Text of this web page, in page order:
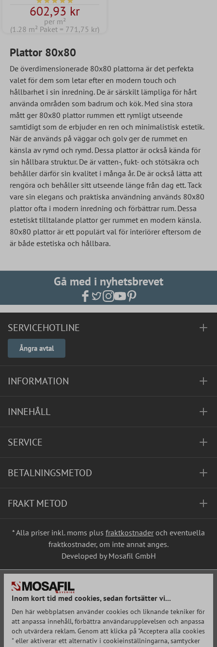
Genomsnittligt betyg på 5 av 5 stjärnor
602,93 kr
per m²
(1.28 m² Paket = 771,75 kr)
Plattor 80x80
De överdimensionerade 80x80 plattorna är det perfekta
valet för dem som letar efter en modern touch och
hållbarhet i sin inredning. De är särskilt lämpliga för hårt
använda områden som badrum och kök. Med sina stora
mått ger 80x80 plattor rummen ett rymligt utseende
samtidigt som de erbjuder en ren och minimalistisk estetik.
När de används på väggar och golv ger de rummet en
känsla av rymd och rymd. Dessa plattor är också kända för
sin hållbara struktur. De är vatten-, fukt- och stötsäkra och
behåller därför sin kvalitet i många år. De är också lätta att
rengöra och behåller sitt utseende länge från dag ett. Tack
vare sin elegans och praktiska användning används 80x80
plattor ofta i modern inredning och förbättrar rum. Dessa
estetiskt tilltalande plattor ger rummet en modern känsla.
80x80 plattor är ett populärt val för interiörer eftersom de
är både estetiska och hållbara.
Gå med i nyhetsbrevet
SERVICEHOTLINE
Ångra avtal
INFORMATION
INNEHÅLL
SERVICE
BETALNINGSMETOD
FRAKT METOD
* Alla priser inkl. moms plus fraktkostnader och eventuella
fraktkostnader, om inte annat anges.
Developed by Mosafil GmbH
Inom kort tid med cookies, sedan fortsätter vi...
Den här webbplatsen använder cookies och liknande tekniker för
att anpassa innehåll, förbättra användarupplevelsen och anpassa
och utvärdera reklam. Genom att klicka på "Acceptera alla cookies
" eller aktiverar ett alternativ i cookieinställningarna, samtycker